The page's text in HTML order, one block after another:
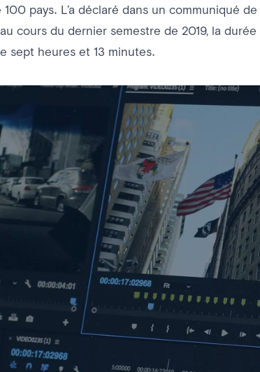
100 pays. L’a déclaré dans un communiqué
cours du dernier semestre de 2019, la
sept heures et 13 minutes.